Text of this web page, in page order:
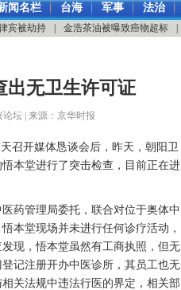
宾被劫持 | 金浩茶油被曝致癌物超标 |
闻名栏 台海 军事 法治
出无卫生许可证
论坛 | 来源：京华时报
开媒体恳谈会后，昨天，朝阳卫
本堂进行了突击检查，目前正在进
药管理局委托，联合对位于奥体中
本堂现场并未进行任何诊疗活动，
现，悟本堂虽然有工商执照，但无
记注册开办中医诊所，其员工也无
关法规中违法行医的界定，相关部